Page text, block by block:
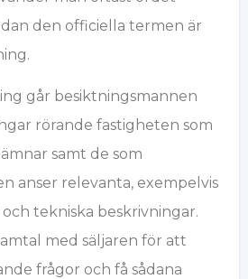
den officiella termen är
går besiktningsmannen
rörande fastigheten som
samt de som
anser relevanta, exempelvis
tekniska beskrivningar.
med säljaren för att
frågor och få sådana